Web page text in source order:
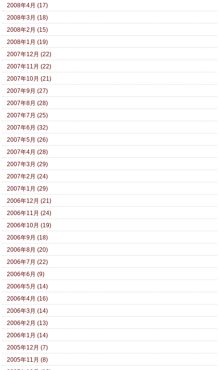
2008年4月 (17)
2008年3月 (18)
2008年2月 (15)
2008年1月 (19)
2007年12月 (22)
2007年11月 (22)
2007年10月 (21)
2007年9月 (27)
2007年8月 (28)
2007年7月 (25)
2007年6月 (32)
2007年5月 (26)
2007年4月 (28)
2007年3月 (29)
2007年2月 (24)
2007年1月 (29)
2006年12月 (21)
2006年11月 (24)
2006年10月 (19)
2006年9月 (18)
2006年8月 (20)
2006年7月 (22)
2006年6月 (9)
2006年5月 (14)
2006年4月 (16)
2006年3月 (14)
2006年2月 (13)
2006年1月 (14)
2005年12月 (7)
2005年11月 (8)